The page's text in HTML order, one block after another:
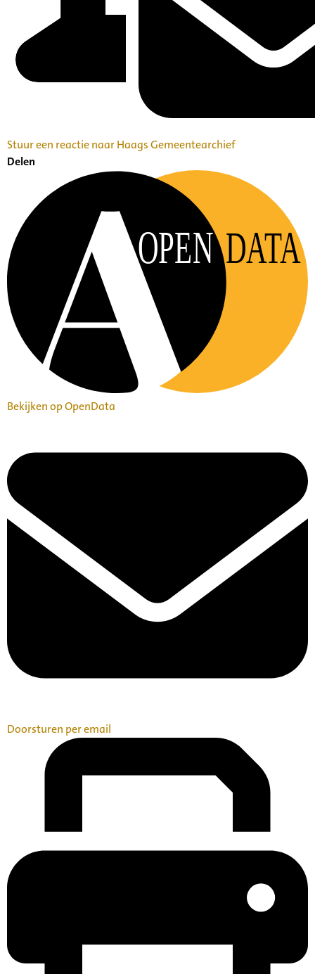
Stuur een reactie naar Haags Gemeentearchief
Delen
OPEN DATA
Bekijken op OpenData
Doorsturen per email